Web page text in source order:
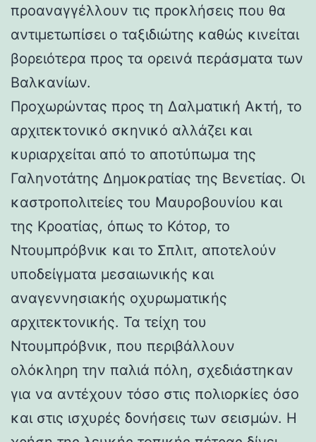
προαναγγέλλουν τις προκλήσεις που θα
αντιμετωπίσει ο ταξιδιώτης καθώς κινείται
βορειότερα προς τα ορεινά περάσματα των
Βαλκανίων.
Προχωρώντας προς τη Δαλματική Ακτή, το
αρχιτεκτονικό σκηνικό αλλάζει και
κυριαρχείται από το αποτύπωμα της
Γαληνοτάτης Δημοκρατίας της Βενετίας. Οι
καστροπολιτείες του Μαυροβουνίου και
της Κροατίας, όπως το Κότορ, το
Ντουμπρόβνικ και το Σπλιτ, αποτελούν
υποδείγματα μεσαιωνικής και
αναγεννησιακής οχυρωματικής
αρχιτεκτονικής. Τα τείχη του
Ντουμπρόβνικ, που περιβάλλουν
ολόκληρη την παλιά πόλη, σχεδιάστηκαν
για να αντέχουν τόσο στις πολιορκίες όσο
και στις ισχυρές δονήσεις των σεισμών. Η